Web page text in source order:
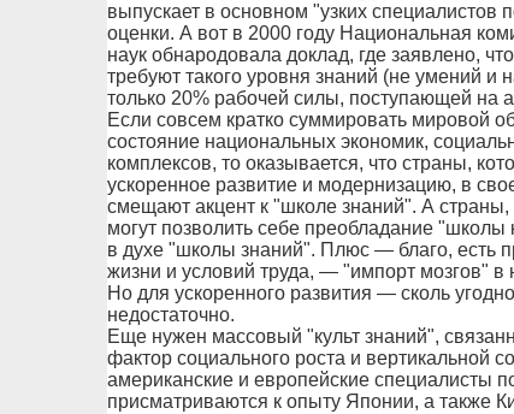
выпускает в основном "узких
оценки. А вот в 2000 году Национальная
наук обнародовала доклад, где заявлено,
требуют такого уровня знаний (не умений
только 20% рабочей силы, поступающей на
Если совсем кратко суммировать мировой
состояние национальных экономик,
комплексов, то оказывается, что страны,
ускоренное развитие и модернизацию, в
смещают акцент к "школе знаний". А
могут позволить себе преобладание
в духе "школы знаний". Плюс — благо, есть
жизни и условий труда, — "импорт мозгов"
Но для ускоренного развития — сколь
недостаточно.
Еще нужен массовый "культ знаний",
фактор социального роста и вертикальной
американские и европейские специалисты
присматриваются к опыту Японии, а также